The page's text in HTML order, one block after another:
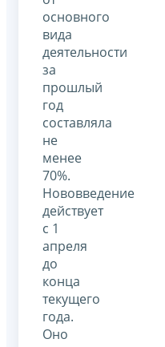
основного
вида
деятельности
за
прошлый
год
составляла
не
менее
70%.
Нововведение
действует
с 1
апреля
до
конца
текущего
года.
Оно